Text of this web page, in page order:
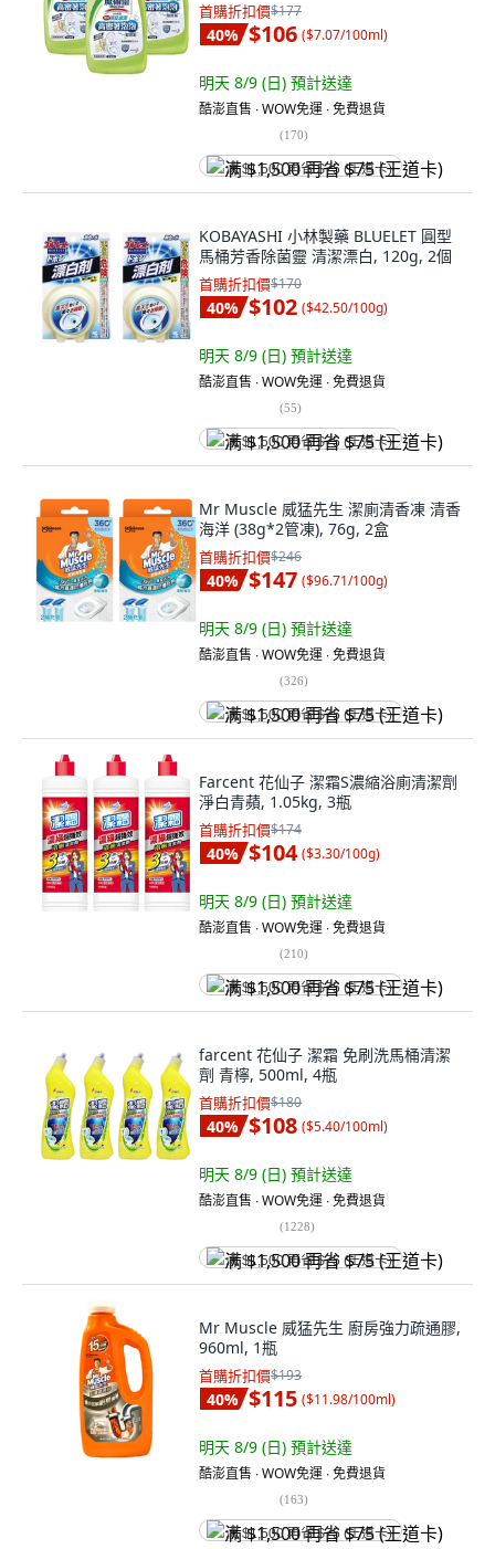
首購折扣價$177
40% $106 ($7.07/100ml)
明天 8/9 (日) 預計送達
酷澎直售 ∙ WOW免運 ∙ 免費退貨
(170)
满 $1,500 再省 $75 (王道卡)
KOBAYASHI 小林製藥 BLUELET 圓型
馬桶芳香除菌靈 清潔漂白, 120g, 2個
首購折扣價$170
40% $102 ($42.50/100g)
明天 8/9 (日) 預計送達
酷澎直售 ∙ WOW免運 ∙ 免費退貨
(55)
满 $1,500 再省 $75 (王道卡)
Mr Muscle 威猛先生 潔廁清香凍 清香
海洋 (38g*2管凍), 76g, 2盒
首購折扣價$246
40% $147 ($96.71/100g)
明天 8/9 (日) 預計送達
酷澎直售 ∙ WOW免運 ∙ 免費退貨
(326)
满 $1,500 再省 $75 (王道卡)
Farcent 花仙子 潔霜S濃縮浴廁清潔劑
淨白青蘋, 1.05kg, 3瓶
首購折扣價$174
40% $104 ($3.30/100g)
明天 8/9 (日) 預計送達
酷澎直售 ∙ WOW免運 ∙ 免費退貨
(210)
满 $1,500 再省 $75 (王道卡)
farcent 花仙子 潔霜 免刷洗馬桶清潔
劑 青檸, 500ml, 4瓶
首購折扣價$180
40% $108 ($5.40/100ml)
明天 8/9 (日) 預計送達
酷澎直售 ∙ WOW免運 ∙ 免費退貨
(1228)
满 $1,500 再省 $75 (王道卡)
Mr Muscle 威猛先生 廚房強力疏通膠,
960ml, 1瓶
首購折扣價$193
40% $115 ($11.98/100ml)
明天 8/9 (日) 預計送達
酷澎直售 ∙ WOW免運 ∙ 免費退貨
(163)
满 $1,500 再省 $75 (王道卡)